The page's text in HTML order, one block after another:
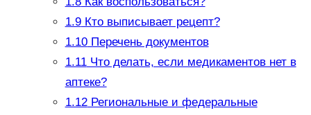
1.9Кто выписывает рецепт?
1.10Перечень документов
1.11Что делать, если медикаментов нет в
аптеке?
1.12Региональные и федеральные